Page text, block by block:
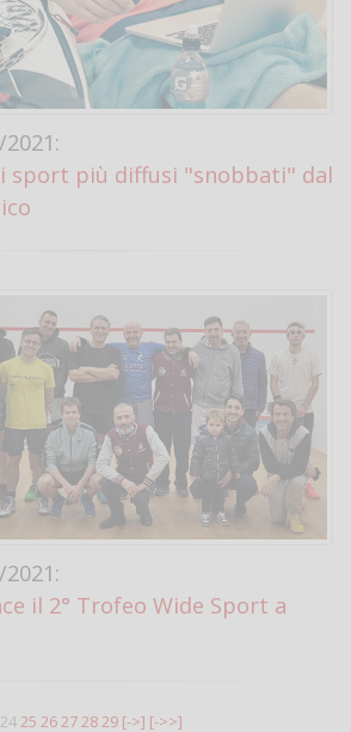
sport più diffusi "snobbati" dal
il 2° Trofeo Wide Sport a
2425 26272829 [->] [->>]